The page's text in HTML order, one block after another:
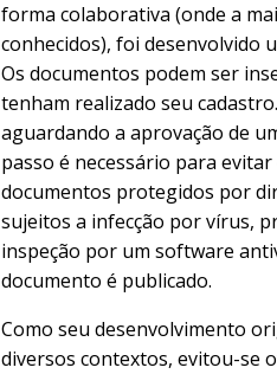
forma colaborativa (onde a
conhecidos), foi desenvolvido
Os documentos podem ser
tenham realizado seu
aguardando a aprovação de
passo é necessário para
documentos protegidos por
sujeitos a infecção por vírus,
inspeção por um software
documento é publicado.
Como seu desenvolvimento
diversos contextos, evitou-se